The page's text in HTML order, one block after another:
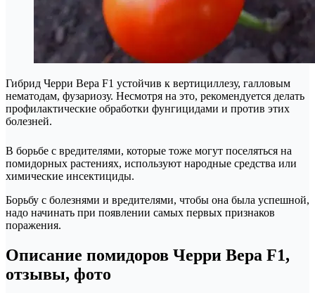
Гибрид Черри Вера F1 устойчив к вертициллезу, галловым
нематодам, фузариозу. Несмотря на это, рекомендуется делать
профилактические обработки фунгицидами и против этих
болезней.
В борьбе с вредителями, которые тоже могут поселяться на
помидорных растениях, используют народные средства или
химические инсектициды.
Борьбу с болезнями и вредителями, чтобы она была успешной,
надо начинать при появлении самых первых признаков
поражения.
Описание помидоров Черри Вера F1,
отзывы, фото